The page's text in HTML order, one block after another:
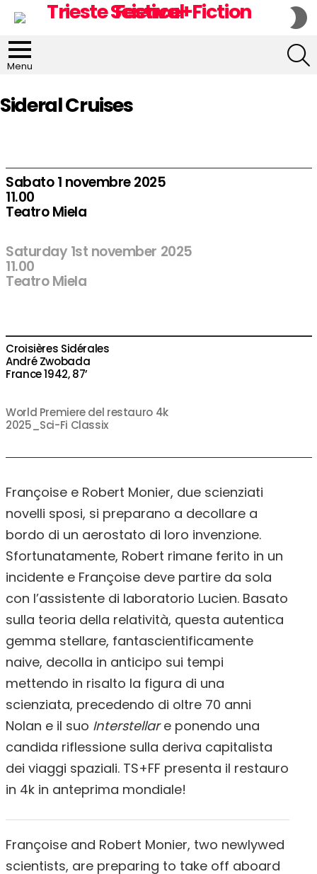
Menu
Sideral Cruises
Sabato 1 novembre 2025
11.00
Teatro Miela
Saturday 1st november 2025
11.00
Teatro Miela
Croisières Sidérales
André Zwobada
France 1942, 87’
World Premiere del restauro 4k
2025_Sci-Fi Classix
Françoise e Robert Monier, due scienziati
novelli sposi, si preparano a decollare a
bordo di un aerostato di loro invenzione.
Sfortunatamente, Robert rimane ferito in un
incidente e Françoise deve partire da sola
con l’assistente di laboratorio Lucien. Basato
sulla teoria della relatività, questa autentica
gemma stellare, fantascientificamente
naive, decolla in anticipo sui tempi
mettendo in risalto la figura di una
scienziata, precedendo di oltre 70 anni
Nolan e il suo Interstellare ponendo una
candida riflessione sulla deriva capitalista
dei viaggi spaziali. TS+FF presenta il restauro
in 4k in anteprima mondiale!
Françoise and Robert Monier, two newlywed
scientists, are preparing to take off aboard